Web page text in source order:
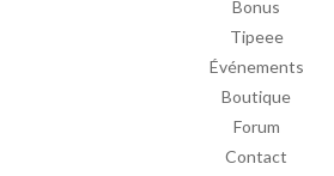
Bonus
Tipeee
Événements
Boutique
Forum
Contact